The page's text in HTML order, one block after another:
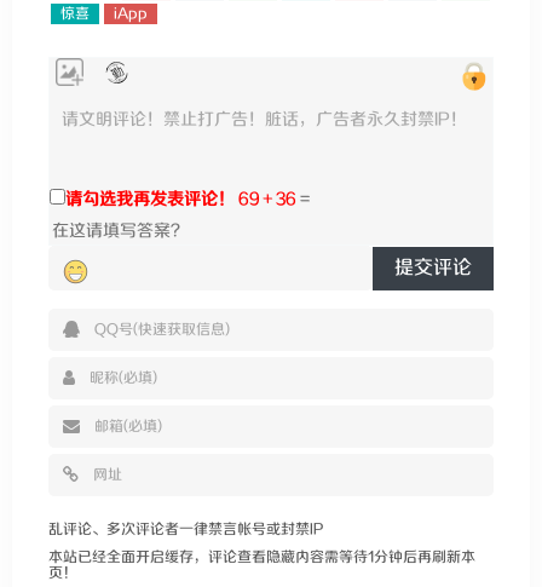
惊喜
iApp
请勾选我再发表评论！ 69 + 36 =
提交评论
乱评论、多次评论者一律禁言帐号或封禁IP
本站已经全面开启缓存，评论查看隐藏内容需等待1分钟后再刷新本
页！